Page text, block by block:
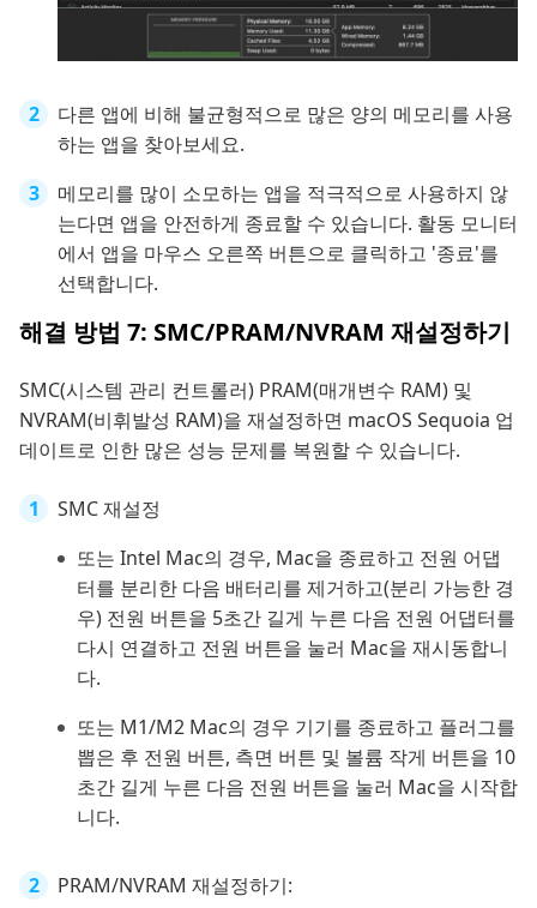
다른 앱에 비해 불균형적으로 많은 양의 메모리를 사용
하는 앱을 찾아보세요.
메모리를 많이 소모하는 앱을 적극적으로 사용하지 않
는다면 앱을 안전하게 종료할 수 있습니다. 활동 모니터
에서 앱을 마우스 오른쪽 버튼으로 클릭하고 '종료'를
선택합니다.
해결 방법 7: SMC/PRAM/NVRAM 재설정하기
SMC(시스템 관리 컨트롤러) PRAM(매개변수 RAM) 및
NVRAM(비휘발성 RAM)을 재설정하면 macOS Sequoia 업
데이트로 인한 많은 성능 문제를 복원할 수 있습니다.
SMC 재설정
또는 Intel Mac의 경우, Mac을 종료하고 전원 어댑
터를 분리한 다음 배터리를 제거하고(분리 가능한 경
우) 전원 버튼을 5초간 길게 누른 다음 전원 어댑터를
다시 연결하고 전원 버튼을 눌러 Mac을 재시동합니
다.
또는 M1/M2 Mac의 경우 기기를 종료하고 플러그를
뽑은 후 전원 버튼, 측면 버튼 및 볼륨 작게 버튼을 10
초간 길게 누른 다음 전원 버튼을 눌러 Mac을 시작합
니다.
PRAM/NVRAM 재설정하기: